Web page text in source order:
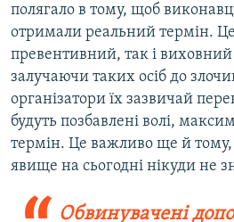
полягало в тому, щоб
отримали реальний термін.
превентивний, так і виховний
залучаючи таких осіб до
організатори їх зазвичай
будуть позбавлені волі,
термін. Це важливо ще й
явище на сьогодні нікуди не
Обвинувачені